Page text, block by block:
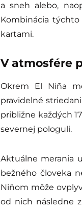
a sneh alebo,
Kombinácia
kartami.
V atmosfére
Okrem El Niña
pravidelné
približne každých
severnej pologuli.
Aktuálne merania
bežného človeka
Niñom môže
od nich následne